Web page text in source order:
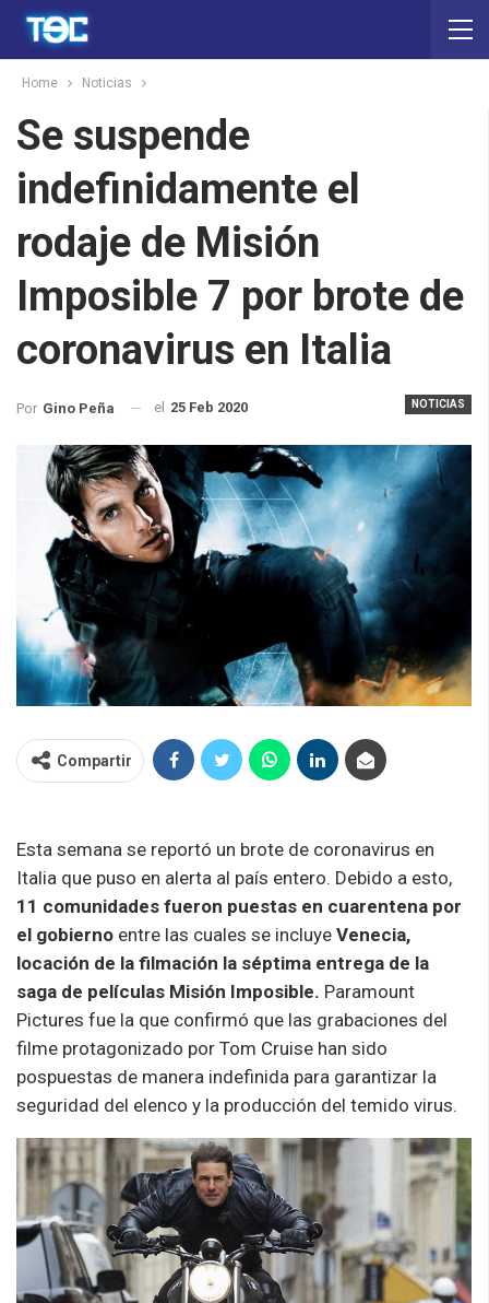
Home Noticias
Se suspende
indefinidamente el
rodaje de Misión
Imposible 7 por brote de
coronavirus en Italia
NOTICIAS
Por Gino Peña el 25 Feb 2020
Compartir
Esta semana se reportó un brote de coronavirus en
Italia que puso en alerta al país entero. Debido a esto,
11 comunidades fueron puestas en cuarentena por
el gobierno entre las cuales se incluye Venecia,
locación de la filmación la séptima entrega de la
saga de películas Misión Imposible. Paramount
Pictures fue la que confirmó que las grabaciones del
filme protagonizado por Tom Cruise han sido
pospuestas de manera indefinida para garantizar la
seguridad del elenco y la producción del temido virus.